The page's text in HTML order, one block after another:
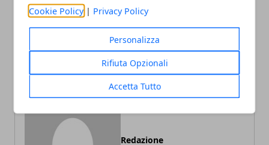
Cookie Policy | Privacy Policy
Personalizza
Rifiuta Opzionali
Accetta Tutto
Articolo Precedente
Personalizzare una
tutto ciò che c’è da sapere
Redazione